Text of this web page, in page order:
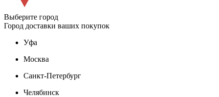
Выберите город
Город доставки ваших покупок
Уфа
Москва
Санкт-Петербург
Челябинск